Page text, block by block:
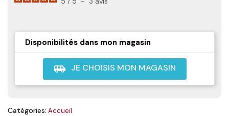
Disponibilités dans mon magasin
airport_shuttle JE CHOISIS MON MAGASIN
Catégories: Accueil